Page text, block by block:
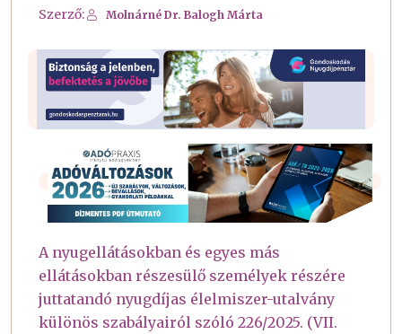
Szerző: Molnárné Dr. Balogh Márta
A nyugellátásokban és egyes más
ellátásokban részesülő személyek részére
juttatandó nyugdíjas élelmiszer-utalvány
különös szabályairól szóló 226/2025. (VII.